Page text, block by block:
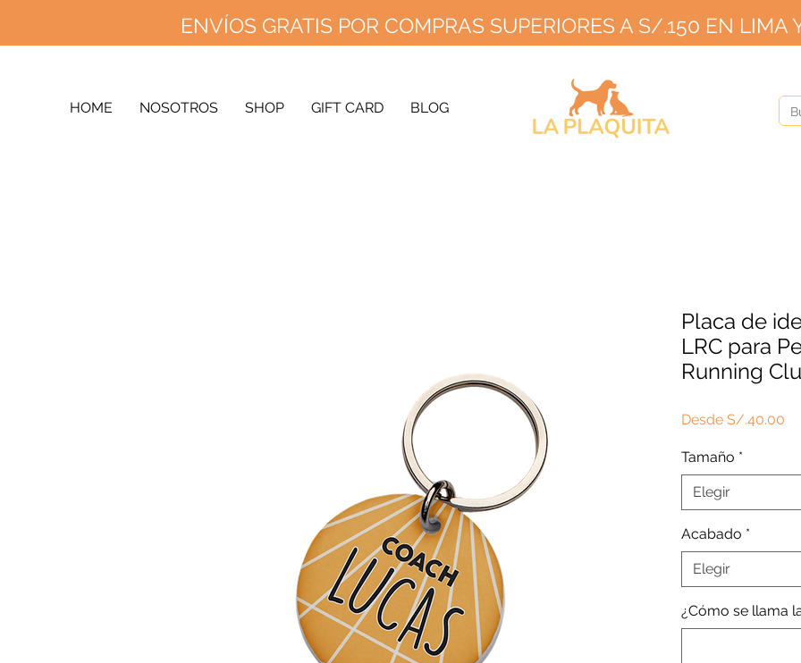
ENVÍOS GRATIS POR COMPRAS SUPERIORES A S/.150 EN
HOME NOSOTROS SHOP GIFT CARD BLOG
Placa de
LRC para
Running
Desde S/.40.00
Tamaño *
Elegir
Acabado *
Elegir
¿Cómo se llama
ENVÍOS GRATIS PARA PEDIDOS A PARTIR DE S/150 EN LIMA Y S/220 EN